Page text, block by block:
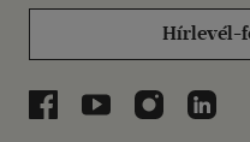
Hírlevél-
Libri a Facebookon
Libri a Youtube-
Libri az